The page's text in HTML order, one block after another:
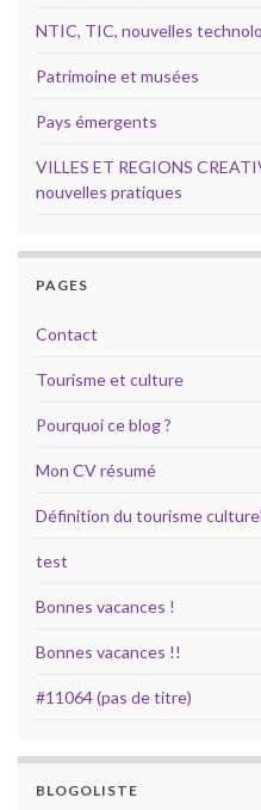
NTIC, TIC, nouvelles
Patrimoine et musées
Pays émergents
VILLES ET REGIONS
nouvelles pratiques
PAGES
Contact
Tourisme et culture
Pourquoi ce blog ?
Mon CV résumé
Définition du tourisme culturel
test
Bonnes vacances !
Bonnes vacances !!
#11064 (pas de titre)
BLOGOLISTE